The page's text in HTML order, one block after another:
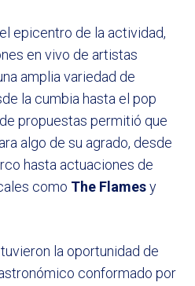
epicentro de la actividad,
en vivo de artistas
amplia variedad de
la cumbia hasta el pop
propuestas permitió que
algo de su agrado, desde
hasta actuaciones de
como The Flamesy
la oportunidad de
conformado por